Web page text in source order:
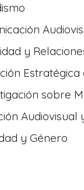
y
sobre
Audiovisual
y Género